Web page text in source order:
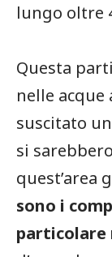
lungo oltre
Questa
nelle
suscitato
si
quest’area
sono i
particolare